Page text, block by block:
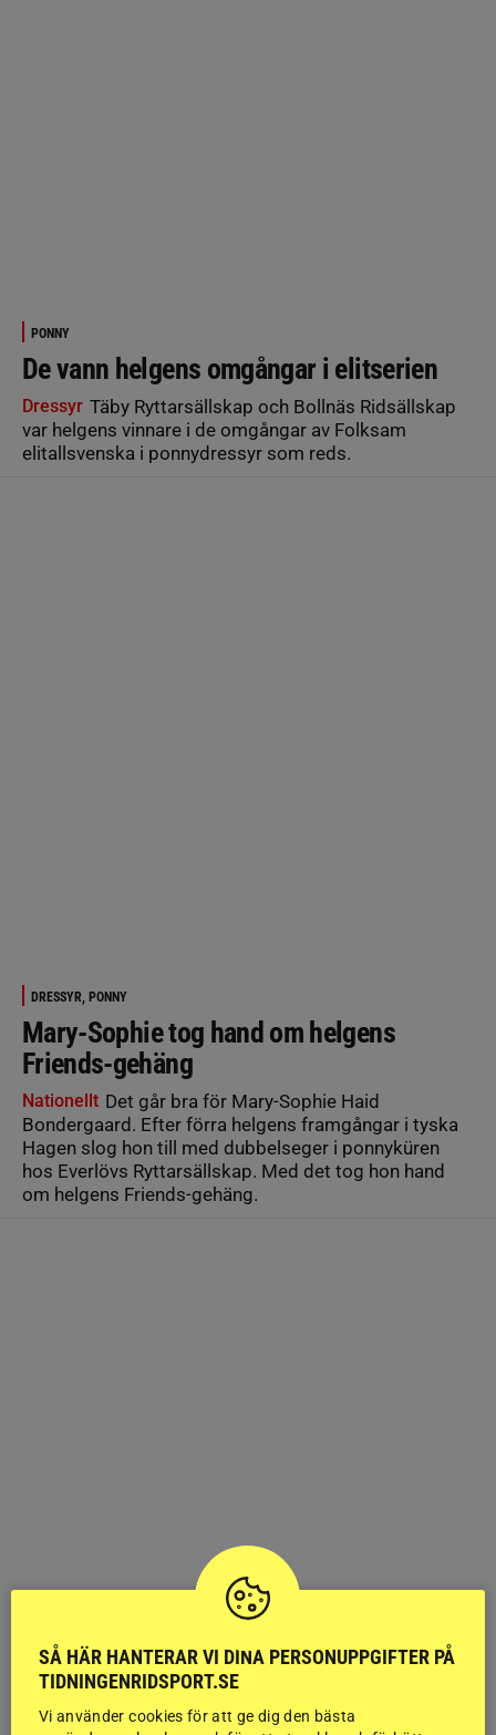
PONNY
De vann helgens omgångar i elitserien
Dressyr Täby Ryttarsällskap och Bollnäs Ridsällskap
var helgens vinnare i de omgångar av Folksam
elitallsvenska i ponnydressyr som reds.
DRESSYR, PONNY
Mary-Sophie tog hand om helgens
Friends-gehäng
Nationellt Det går bra för Mary-Sophie Haid
Bondergaard. Efter förra helgens framgångar i tyska
Hagen slog hon till med dubbelseger i ponnyküren
hos Everlövs Ryttarsällskap. Med det tog hon hand
om helgens Friends-gehäng.
SÅ HÄR HANTERAR VI DINA PERSONUPPGIFTER PÅ
TIDNINGENRIDSPORT.SE
Vi använder cookies för att ge dig den bästa